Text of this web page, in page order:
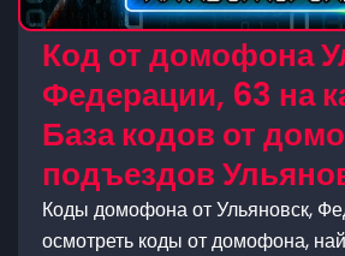
Код от домофона
Федерации, 63 на
База кодов от
подъездов
Коды домофона от Ульяновск,
осмотреть коды от домофона,